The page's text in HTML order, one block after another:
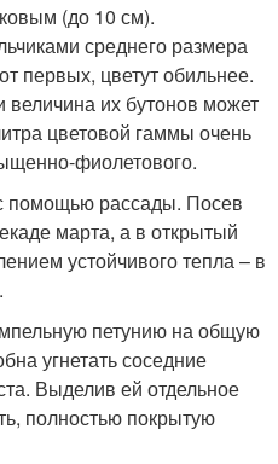
(до 10 см).
среднего размера
первых, цветут обильнее.
их бутонов может
цветовой гаммы очень
фиолетового.
помощью рассады. Посев
марта, а в открытый
устойчивого тепла – в
петунию на общую
угнетать соседние
Выделив ей отдельное
полностью покрытую